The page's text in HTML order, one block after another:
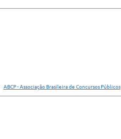
ABCP - Associação Brasileira de Concursos Públicos